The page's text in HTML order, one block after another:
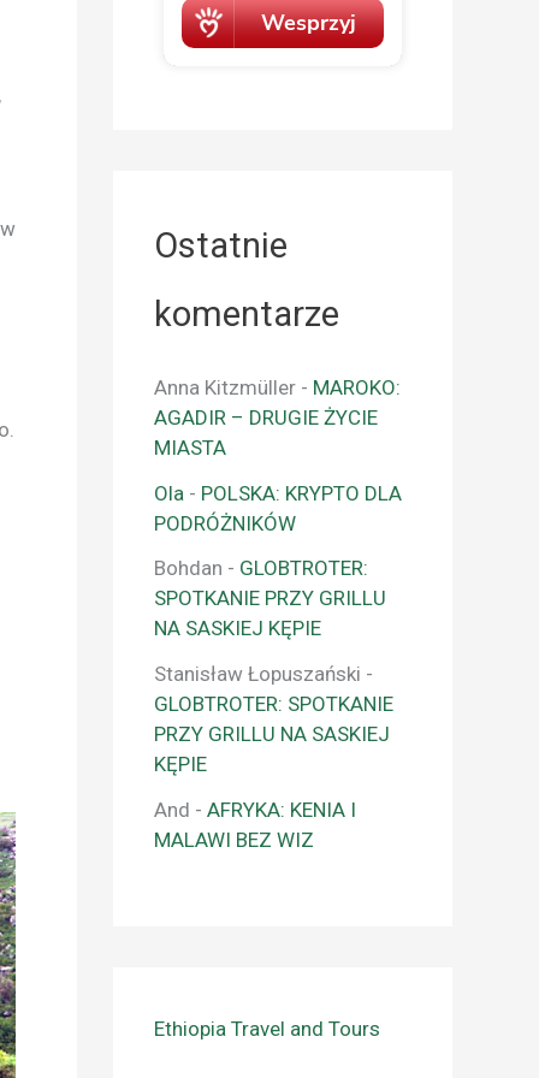
Ostatnie
komentarze
Anna Kitzmüller - MAROKO:
AGADIR – DRUGIE ŻYCIE
MIASTA
Ola - POLSKA: KRYPTO DLA
PODRÓŻNIKÓW
Bohdan - GLOBTROTER:
SPOTKANIE PRZY GRILLU
NA SASKIEJ KĘPIE
Stanisław Łopuszański -
GLOBTROTER: SPOTKANIE
PRZY GRILLU NA SASKIEJ
KĘPIE
And - AFRYKA: KENIA I
MALAWI BEZ WIZ
Ethiopia Travel and Tours